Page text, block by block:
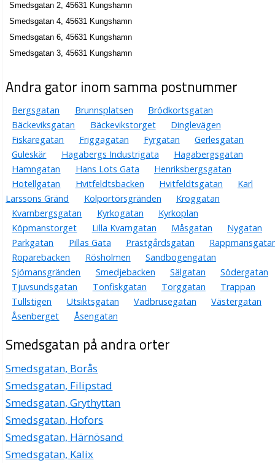
Smedsgatan 2, 45631 Kungshamn
Smedsgatan 4, 45631 Kungshamn
Smedsgatan 6, 45631 Kungshamn
Smedsgatan 3, 45631 Kungshamn
Andra gator inom samma postnummer
Bergsgatan Brunnsplatsen
Brödkortsgatan
Bäckeviksgatan
Bäckevikstorget
Dinglevägen
Fiskaregatan
Friggagatan Fyrgatan
Gerlesgatan
Guleskär
Hagabergs Industrigata
Hagabergsgatan
Hamngatan
Hans Lots Gata
Henriksbergsgatan
Hotellgatan
Hvitfeldtsbacken Hvitfeldtsgatan
Karl
Larssons Gränd
Kolportörsgränden
Kroggatan
Kvarnbergsgatan
Kyrkogatan
Kyrkoplan
Köpmanstorget
Lilla Kvarngatan Måsgatan
Nygatan
Parkgatan
Pillas Gata Prästgårdsgatan
Roparebacken
Rösholmen
Sandbogengatan
Sjömansgränden
Smedjebacken Sälgatan
Södergatan
Tjuvsundsgatan
Tonfiskgatan Torggatan
Trappan
Tullstigen
Utsiktsgatan Vadbrusegatan
Västergatan
Åsenberget
Åsengatan
Smedsgatan på andra orter
Smedsgatan, Borås
Smedsgatan, Filipstad
Smedsgatan, Grythyttan
Smedsgatan, Hofors
Smedsgatan, Härnösand
Smedsgatan, Kalix